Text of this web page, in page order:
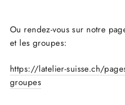
Ou rendez-vous sur notre
et les groupes:
https://latelier-suisse.ch/
groupes